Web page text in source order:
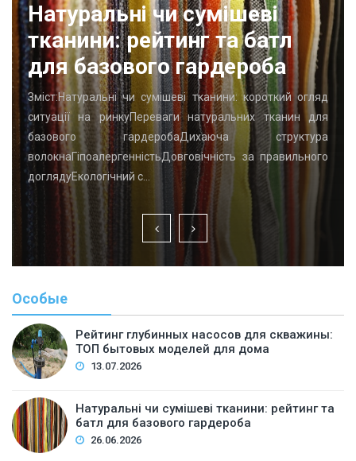
Натуральні чи сумішеві
тканини: рейтинг та батл
для базового гардероба
Зміст:Натуральні чи сумішеві тканини: короткий огляд
ситуації на ринкуПереваги натуральних тканин для
базового гардеробаДихаюча структура
волокнаГіпоалергенністьДовговічність за правильного
доглядуЕкологічний с…
Особые
Рейтинг глубинных насосов для скважины:
ТОП бытовых моделей для дома
13.07.2026
Натуральні чи сумішеві тканини: рейтинг та
батл для базового гардероба
26.06.2026